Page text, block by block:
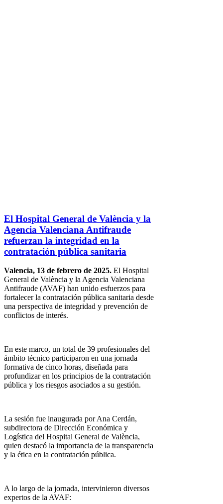
El Hospital General de València y la
Agencia Valenciana Antifraude
refuerzan la integridad en la
contratación pública sanitaria
Valencia, 13 de febrero de 2025. El Hospital
General de València y la Agencia Valenciana
Antifraude (AVAF) han unido esfuerzos para
fortalecer la contratación pública sanitaria desde
una perspectiva de integridad y prevención de
conflictos de interés.
En este marco, un total de 39 profesionales del
ámbito técnico participaron en una jornada
formativa de cinco horas, diseñada para
profundizar en los principios de la contratación
pública y los riesgos asociados a su gestión.
La sesión fue inaugurada por Ana Cerdán,
subdirectora de Dirección Económica y
Logística del Hospital General de València,
quien destacó la importancia de la transparencia
y la ética en la contratación pública.
A lo largo de la jornada, intervinieron diversos
expertos de la AVAF: